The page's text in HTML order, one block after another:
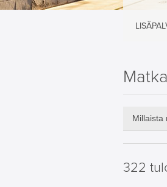
Millaista
322